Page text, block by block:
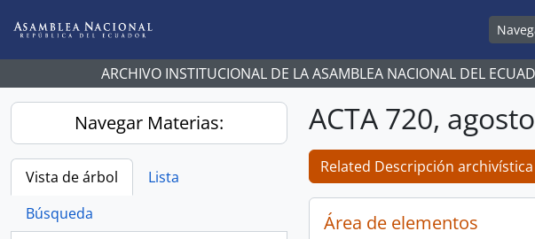
ARCHIVO INSTITUCIONAL DE LA ASAMBLEA NACIONAL DEL
Navegar Materias:
Vista de árbol
Lista
Búsqueda
ACTA 720,
Related Descripción archivística
Área de elementos